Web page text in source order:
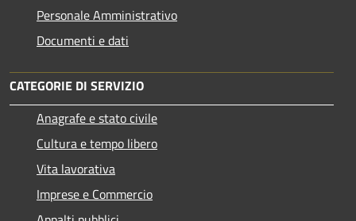
Personale Amministrativo
Documenti e dati
CATEGORIE DI SERVIZIO
Anagrafe e stato civile
Cultura e tempo libero
Vita lavorativa
Imprese e Commercio